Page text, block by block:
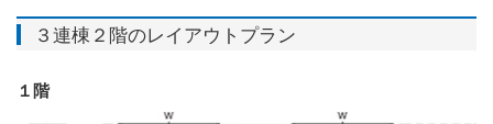
３連棟２階のレイアウトプラン
１階